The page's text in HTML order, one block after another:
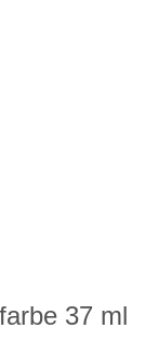
37 ml